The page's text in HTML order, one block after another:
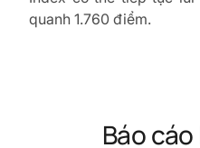
quanh 1.760 điểm.
Báo